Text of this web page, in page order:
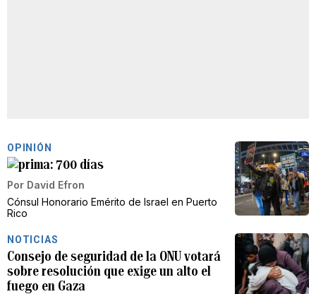
OPINIÓN
700 días
Por David Efron
Cónsul Honorario Emérito de Israel en Puerto
Rico
NOTICIAS
Consejo de seguridad de la ONU votará
sobre resolución que exige un alto el
fuego en Gaza